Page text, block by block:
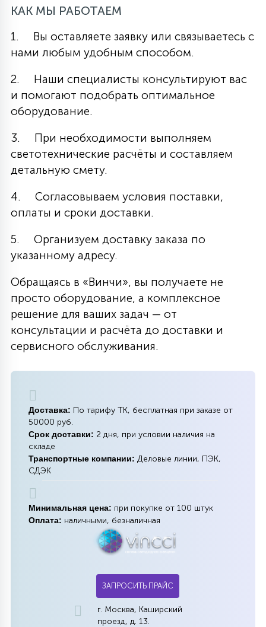
КАК МЫ РАБОТАЕМ
1. Вы оставляете заявку или связываетесь с
нами любым удобным способом.
2. Наши специалисты консультируют вас
и помогают подобрать оптимальное
оборудование.
3. При необходимости выполняем
светотехнические расчёты и составляем
детальную смету.
4. Согласовываем условия поставки,
оплаты и сроки доставки.
5. Организуем доставку заказа по
указанному адресу.
Обращаясь в «Винчи», вы получаете не
просто оборудование, а комплексное
решение для ваших задач — от
консультации и расчёта до доставки и
сервисного обслуживания.
Доставка: По тарифу ТК, бесплатная при заказе от
50000 руб.
Срок доставки: 2 дня, при условии наличия на
складе
Транспортные компании: Деловые линии, ПЭК,
СДЭК
Минимальная цена: при покупке от 100 штук
Оплата: наличными, безналичная
ЗАПРОСИТЬ ПРАЙС
г. Москва, Каширский
проезд, д. 13.